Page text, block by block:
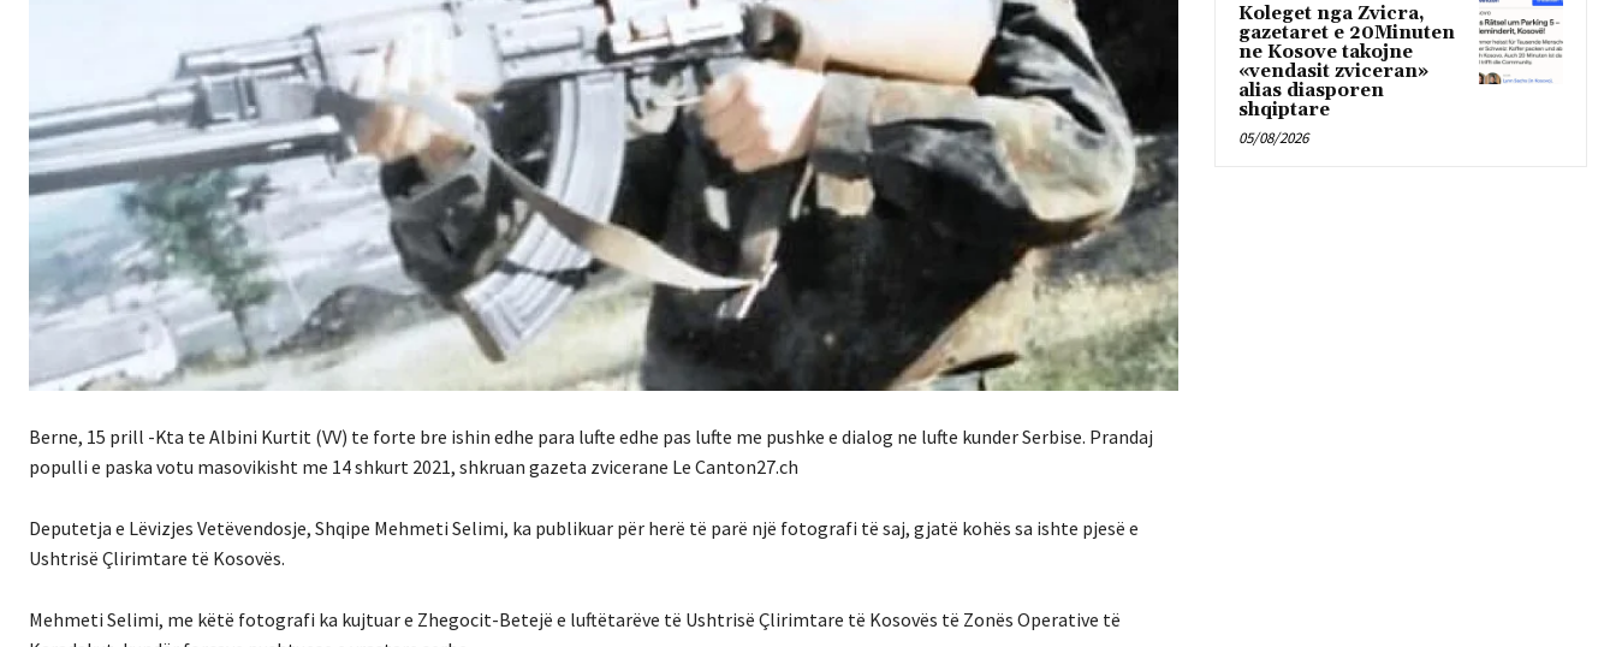
Berne, 15 prill -Kta te Albini Kurtit (VV) te forte bre ishin edhe para lufte edhe pas lufte me pushke e dialog ne lufte kunder Serbise. Prandaj
populli e paska votu masovikisht me 14 shkurt 2021, shkruan gazeta zvicerane Le Canton27.ch
Deputetja e Lëvizjes Vetëvendosje, Shqipe Mehmeti Selimi, ka publikuar për herë të parë një fotografi të saj, gjatë kohës sa ishte pjesë e
Ushtrisë Çlirimtare të Kosovës.
Mehmeti Selimi, me këtë fotografi ka kujtuar e Zhegocit-Betejë e luftëtarëve të Ushtrisë Çlirimtare të Kosovës të Zonës Operative të
Koleget nga Zvicra,
gazetaret e 20Minuten
ne Kosove takojne
«vendasit zviceran»
alias diasporen
shqiptare
05/08/2026